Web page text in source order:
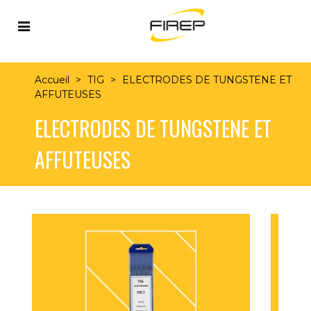
Accueil > TIG >
ELECTRODES DE TUNGSTENE ET
AFFUTEUSES
ELECTRODES DE TUNGSTENE ET
AFFUTEUSES